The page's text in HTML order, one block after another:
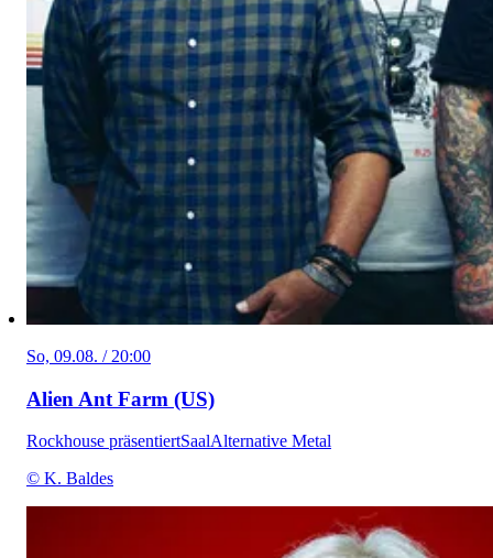
So, 09.08. / 20:00
Alien Ant Farm (US)
Rockhouse präsentiertSaalAlternative Metal
© K. Baldes